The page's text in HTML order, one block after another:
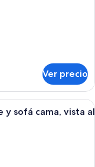
Ver precio
de hotel con una cama
y sofá cama, vista al